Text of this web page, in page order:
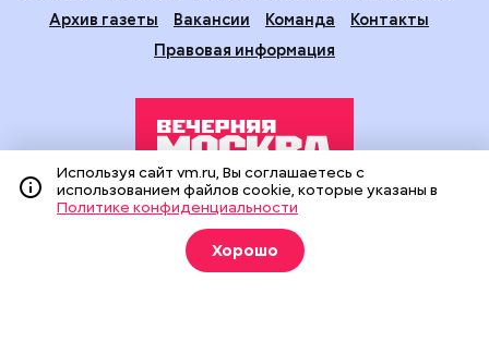
Архив газеты
Вакансии Команда
Контакты
Правовая информация
Издание создано при финансовой поддержке Департамента
средств массовой информации и рекламы города Москвы.
На сайте применяются рекомендательные технологии
(информационные технологии предоставления информации
Используя сайт vm.ru, Вы соглашаетесь с
использованием файлов cookie, которые указаны в
Политике конфиденциальности
Хорошо